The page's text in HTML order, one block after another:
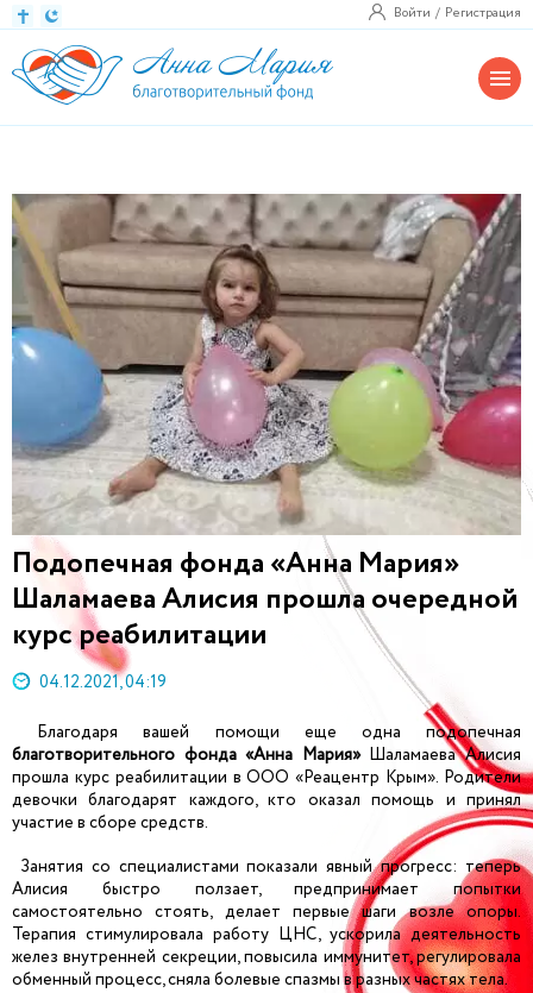
Войти Регистрация
Подопечная фонда «Анна Мария»
Шаламаева Алисия прошла очередной
курс реабилитации
04.12.2021, 04:19
Благодаря вашей помощи еще одна подопечная
благотворительного фонда «Анна Мария»Шаламаева Алисия
прошла курс реабилитации в ООО «Реацентр Крым». Родители
девочки благодарят каждого, кто оказал помощь и принял
участие в сборе средств.
Занятия со специалистами показали явный прогресс: теперь
Алисия быстро ползает, предпринимает попытки
самостоятельно стоять, делает первые шаги возле опоры.
Терапия стимулировала работу ЦНС, ускорила деятельность
желез внутренней секреции, повысила иммунитет, регулировала
обменный процесс, сняла болевые спазмы в разных частях тела.